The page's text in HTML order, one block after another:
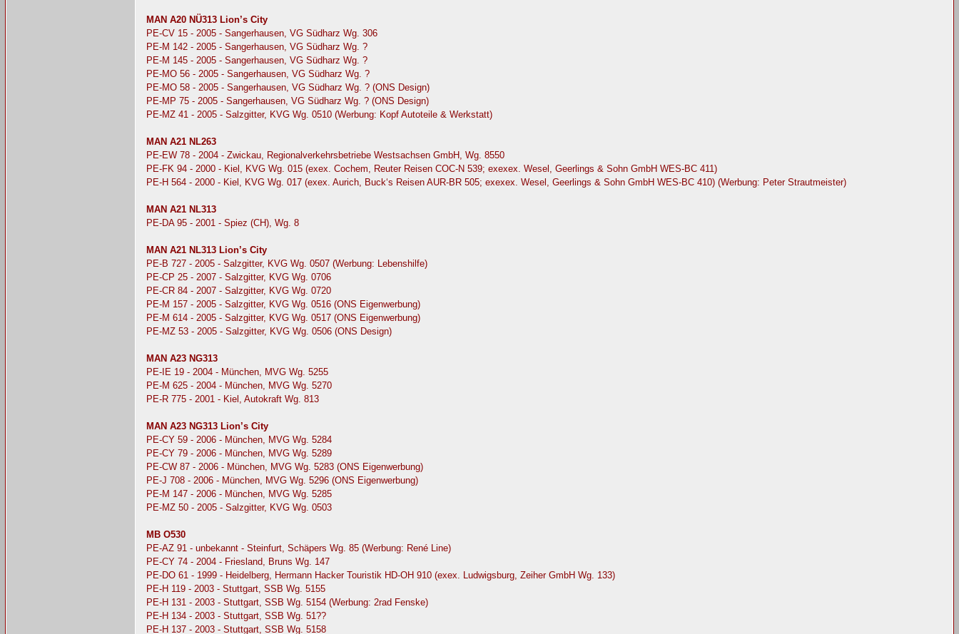
MAN A20 NÜ313 Lion’s City
PE-CV 15 - 2005 - Sangerhausen, VG Südharz Wg. 306
PE-M 142 - 2005 - Sangerhausen, VG Südharz Wg. ?
PE-M 145 - 2005 - Sangerhausen, VG Südharz Wg. ?
PE-MO 56 - 2005 - Sangerhausen, VG Südharz Wg. ?
PE-MO 58 - 2005 - Sangerhausen, VG Südharz Wg. ? (ONS Design)
PE-MP 75 - 2005 - Sangerhausen, VG Südharz Wg. ? (ONS Design)
PE-MZ 41 - 2005 - Salzgitter, KVG Wg. 0510 (Werbung: Kopf Autoteile & Werkstatt)
MAN A21 NL263
PE-EW 78 - 2004 - Zwickau, Regionalverkehrsbetriebe Westsachsen GmbH, Wg. 8550
PE-FK 94 - 2000 - Kiel, KVG Wg. 015 (exex. Cochem, Reuter Reisen COC-N 539; exexex. Wesel, Geerlings & Sohn GmbH WES-BC 411)
PE-H 564 - 2000 - Kiel, KVG Wg. 017 (exex. Aurich, Buck‘s Reisen AUR-BR 505; exexex. Wesel, Geerlings & Sohn GmbH WES-BC 410) (Werbung: Peter Strautmeister)
MAN A21 NL313
PE-DA 95 - 2001 - Spiez (CH), Wg. 8
MAN A21 NL313 Lion’s City
PE-B 727 - 2005 - Salzgitter, KVG Wg. 0507 (Werbung: Lebenshilfe)
PE-CP 25 - 2007 - Salzgitter, KVG Wg. 0706
PE-CR 84 - 2007 - Salzgitter, KVG Wg. 0720
PE-M 157 - 2005 - Salzgitter, KVG Wg. 0516 (ONS Eigenwerbung)
PE-M 614 - 2005 - Salzgitter, KVG Wg. 0517 (ONS Eigenwerbung)
PE-MZ 53 - 2005 - Salzgitter, KVG Wg. 0506 (ONS Design)
MAN A23 NG313
PE-IE 19 - 2004 - München, MVG Wg. 5255
PE-M 625 - 2004 - München, MVG Wg. 5270
PE-R 775 - 2001 - Kiel, Autokraft Wg. 813
MAN A23 NG313 Lion’s City
PE-CY 59 - 2006 - München, MVG Wg. 5284
PE-CY 79 - 2006 - München, MVG Wg. 5289
PE-CW 87 - 2006 - München, MVG Wg. 5283 (ONS Eigenwerbung)
PE-J 708 - 2006 - München, MVG Wg. 5296 (ONS Eigenwerbung)
PE-M 147 - 2006 - München, MVG Wg. 5285
PE-MZ 50 - 2005 - Salzgitter, KVG Wg. 0503
MB O530
PE-AZ 91 - unbekannt - Steinfurt, Schäpers Wg. 85 (Werbung: René Line)
PE-CY 74 - 2004 - Friesland, Bruns Wg. 147
PE-DO 61 - 1999 - Heidelberg, Hermann Hacker Touristik HD-OH 910 (exex. Ludwigsburg, Zeiher GmbH Wg. 133)
PE-H 119 - 2003 - Stuttgart, SSB Wg. 5155
PE-H 131 - 2003 - Stuttgart, SSB Wg. 5154 (Werbung: 2rad Fenske)
PE-H 134 - 2003 - Stuttgart, SSB Wg. 51??
PE-H 137 - 2003 - Stuttgart, SSB Wg. 5158